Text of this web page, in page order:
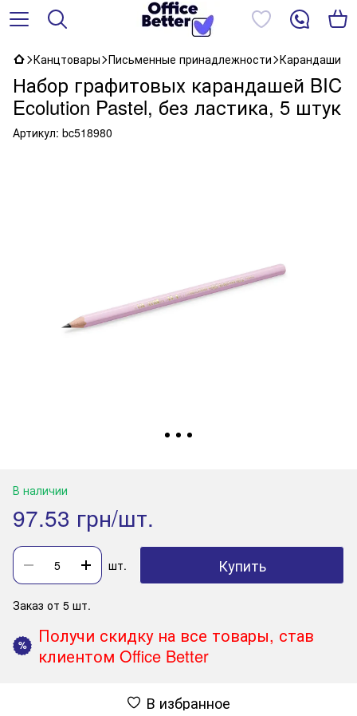
Канцтовары Письменные принадлежности Карандаши
Набор графитовых карандашей BIC
Ecolution Pastel, без ластика, 5 штук
Артикул: bc518980
В наличии
97.53 грн/шт.
шт. Купить
Заказ от 5 шт.
%
Получи скидку на все товары, став
клиентом Office Better
В избранное